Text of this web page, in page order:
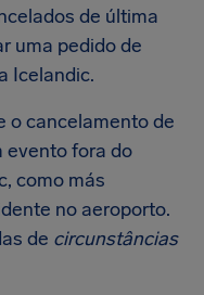
de última
uma pedido de
Icelandic.
o cancelamento de
evento fora do
como más
no aeroporto.
de circunstâncias